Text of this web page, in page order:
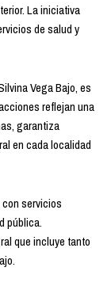
La iniciativa
de salud y
Vega Bajo, es
reflejan una
garantiza
en cada localidad
servicios
pública.
que incluye tanto